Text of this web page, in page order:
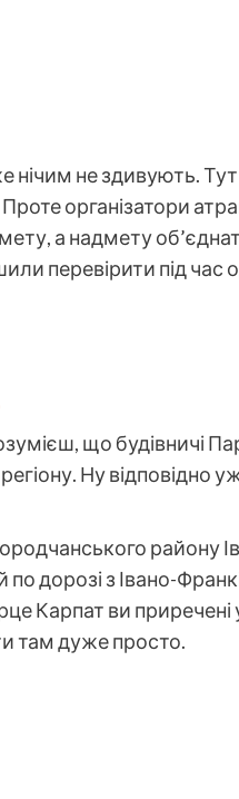
нічим не здивують. Тут
організатори
а надмету
перевірити під час
що будівничі
Ну відповідно
району
дорозі з Івано-
Карпат ви приречені
там дуже просто.